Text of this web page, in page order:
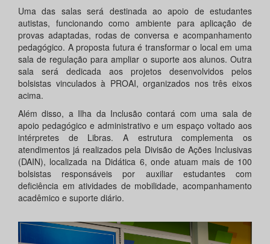
Uma das salas será destinada ao apoio de estudantes
autistas, funcionando como ambiente para aplicação de
provas adaptadas, rodas de conversa e acompanhamento
pedagógico. A proposta futura é transformar o local em uma
sala de regulação para ampliar o suporte aos alunos. Outra
sala será dedicada aos projetos desenvolvidos pelos
bolsistas vinculados à PROAI, organizados nos três eixos
acima.
Além disso, a Ilha da Inclusão contará com uma sala de
apoio pedagógico e administrativo e um espaço voltado aos
intérpretes de Libras. A estrutura complementa os
atendimentos já realizados pela Divisão de Ações Inclusivas
(DAIN), localizada na Didática 6, onde atuam mais de 100
bolsistas responsáveis por auxiliar estudantes com
deficiência em atividades de mobilidade, acompanhamento
acadêmico e suporte diário.